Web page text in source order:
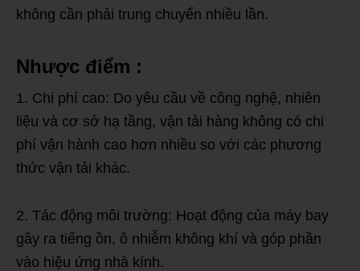
không cần phải trung chuyển nhiều lần.
Nhược điểm :
1. Chi phí cao: Do yêu cầu về công nghệ, nhiên
liệu và cơ sở hạ tầng, vận tải hàng không có chi
phí vận hành cao hơn nhiều so với các phương
thức vận tải khác.
2. Tác động môi trường: Hoạt động của máy bay
gây ra tiếng ồn, ô nhiễm không khí và góp phần
vào hiệu ứng nhà kính.